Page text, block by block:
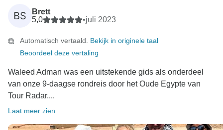
BS
Brett
5,0
•juli 2023
Automatisch vertaald. Bekijk in originele taal
Beoordeel deze vertaling
Waleed Adman was een uitstekende gids als onderdeel
van onze 9-daagse rondreis door het Oude Egypte van
Tour Radar....
Laat meer zien